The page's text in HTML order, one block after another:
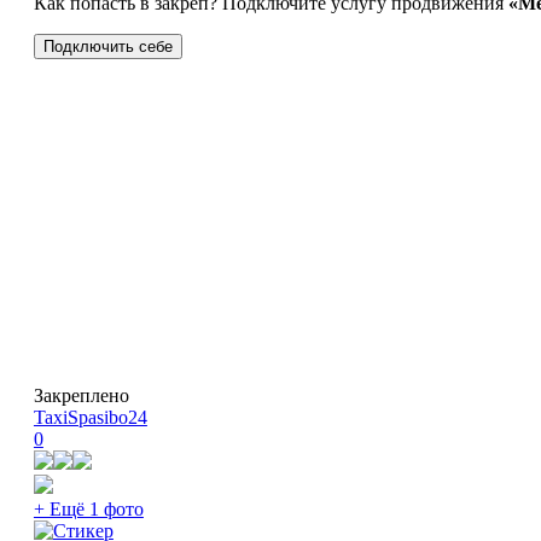
Подключить себе
Закреплено
TaxiSpasibo24
0
+ Ещё 1 фото